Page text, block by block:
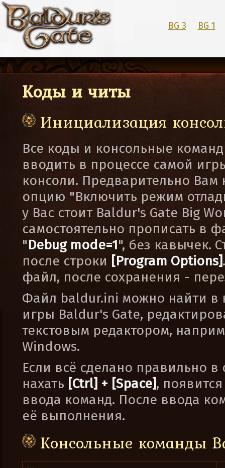
BG 3 BG 1
Коды и читы
Инициализация
Все коды и консольные
вводить в процессе самой
консоли. Предварительно
опцию "Включить режим
у Вас стоит Baldur's Gate Big
самостоятельно прописать в
"Debug mode=1", без кавычек.
после строки [Program Options]
файл, после сохранения -
Файл baldur.ini можно найти в
игры Baldur's Gate,
текстовым редактором,
Windows.
Если всё сделано правильно
нахать [Ctrl] + [Space],
ввода команд. После ввода
её выполнения.
Консольные команды